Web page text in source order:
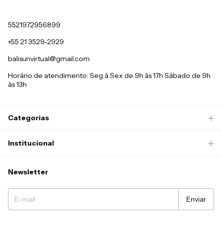
5521972956899
+55 21 3529-2929
balisunvirtual@gmail.com
Horário de atendimento: Seg à Sex de 9h às 17h Sábado de 9h
às 13h
Categorias
Institucional
Newsletter